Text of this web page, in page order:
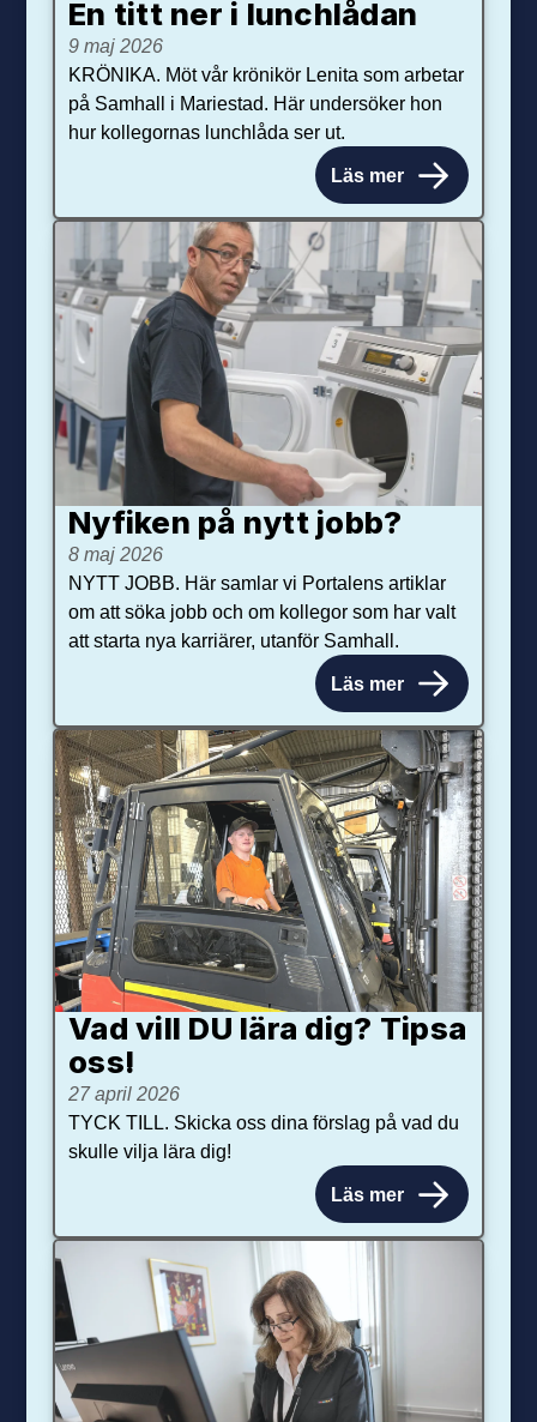
En titt ner i lunchlådan
9 maj 2026
KRÖNIKA. Möt vår krönikör Lenita som arbetar
på Samhall i Mariestad. Här undersöker hon
hur kollegornas lunchlåda ser ut.
Läs mer
Nyfiken på nytt jobb?
8 maj 2026
NYTT JOBB. Här samlar vi Portalens artiklar
om att söka jobb och om kollegor som har valt
att starta nya karriärer, utanför Samhall.
Läs mer
Vad vill DU lära dig? Tipsa
oss!
27 april 2026
TYCK TILL. Skicka oss dina förslag på vad du
skulle vilja lära dig!
Läs mer